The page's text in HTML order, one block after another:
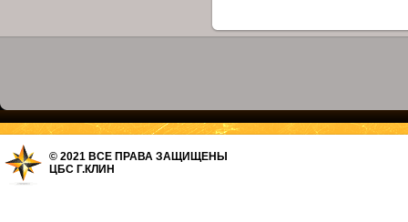
© 2021 ВСЕ ПРАВА ЗАЩИЩЕНЫ
ЦБС Г.КЛИН